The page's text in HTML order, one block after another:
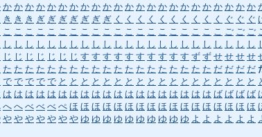
か か か か か か か か か か か か か か か か か か か か か か か
き き き ぎ ぎ ぎ ぎ ぎ ぎ ぎ く く く く く く く く く く ぐ ぐ ぐ
こ こ こ こ こ こ こ こ こ こ こ こ こ こ こ こ こ こ こ こ ご ご ご
し し し し し し し し し し し し し し し し し し し し し し し
じ じ じ じ じ じ じ す す す す す す す す す す ず ず せ せ せ せ
た た た た た た た た た た た た た た た た た た た だ だ だ だ
で で で で で と と と と と と と と と と と と と と と と と と
は は は は は は は は は は は は は は は は は は は ば ば ば ば
へ へ べ べ べ ぺ ほ ほ ほ ほ ほ ほ ほ ほ ほ ほ ほ ほ ほ ほ ほ ほ ほ
や や や や や や や ゆ ゆ ゆ ゆ ゆ ゆ ゆ ゆ ゆ ゆ よ よ よ よ よ よ